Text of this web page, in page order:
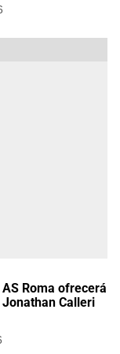
Roma ofrecerá
Calleri